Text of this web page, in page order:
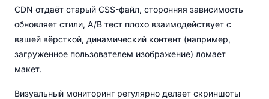
CDN отдаёт старый CSS-файл, сторонняя зависимость
обновляет стили, A/B тест плохо взаимодействует с
вашей вёрсткой, динамический контент (например,
загруженное пользователем изображение) ломает
макет.
Визуальный мониторинг регулярно делает скриншоты